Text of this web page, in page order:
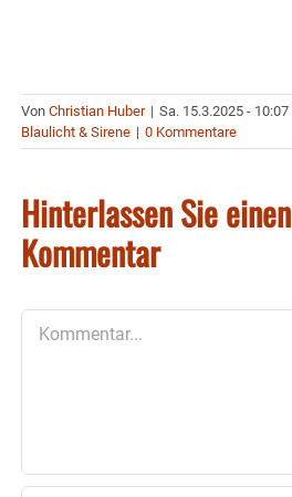
Von Christian Huber | Sa. 15.3.2025 - 10:07
Blaulicht & Sirene | 0 Kommentare
Hinterlassen Sie einen
Kommentar